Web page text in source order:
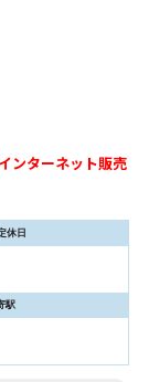
ンターネット販売
休日
駅